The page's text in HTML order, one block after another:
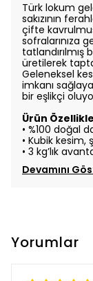
Türk lokum
sakızının
çifte
sofralarınıza
üretilerek
Geleneksel
imkanı
bir eşlikçi
Ürün
• %100 doğal
• Kubik kesim,
• 3 kg’lık
Devamını
Yorumlar